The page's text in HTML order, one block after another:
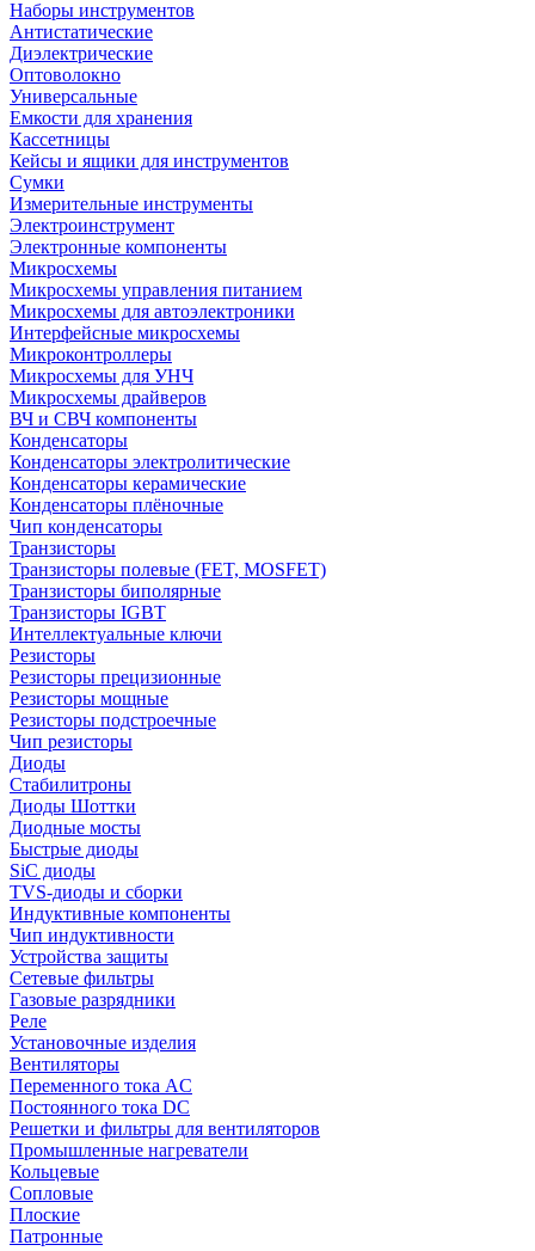
Наборы инструментов
Антистатические
Диэлектрические
Оптоволокно
Универсальные
Емкости для хранения
Кассетницы
Кейсы и ящики для инструментов
Сумки
Измерительные инструменты
Электроинструмент
Электронные компоненты
Микросхемы
Микросхемы управления питанием
Микросхемы для автоэлектроники
Интерфейсные микросхемы
Микроконтроллеры
Микросхемы для УНЧ
Микросхемы драйверов
ВЧ и СВЧ компоненты
Конденсаторы
Конденсаторы электролитические
Конденсаторы керамические
Конденсаторы плёночные
Чип конденсаторы
Транзисторы
Транзисторы полевые (FET, MOSFET)
Транзисторы биполярные
Транзисторы IGBT
Интеллектуальные ключи
Резисторы
Резисторы прецизионные
Резисторы мощные
Резисторы подстроечные
Чип резисторы
Диоды
Стабилитроны
Диоды Шоттки
Диодные мосты
Быстрые диоды
SiC диоды
TVS-диоды и сборки
Индуктивные компоненты
Чип индуктивности
Устройства защиты
Сетевые фильтры
Газовые разрядники
Реле
Установочные изделия
Вентиляторы
Переменного тока AC
Постоянного тока DC
Решетки и фильтры для вентиляторов
Промышленные нагреватели
Кольцевые
Сопловые
Плоские
Патронные